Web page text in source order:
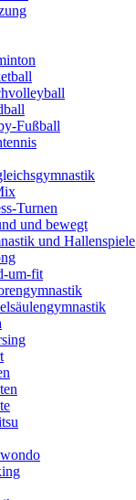
Fußball
Turnen
und bewegt
und Hallenspiele
um-fit